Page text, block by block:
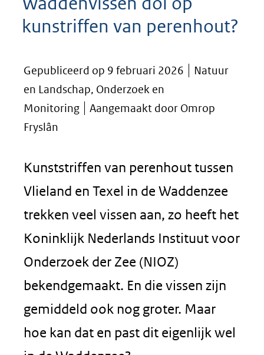
kunstriffen van perenhout?
Gepubliceerd op 9 februari 2026
Natuur
en Landschap, Onderzoek en
Monitoring
Aangemaakt door Omrop
Fryslân
Kunststriffen van perenhout tussen
Vlieland en Texel in de Waddenzee
trekken veel vissen aan, zo heeft het
Koninklijk Nederlands Instituut voor
Onderzoek der Zee (NIOZ)
bekendgemaakt. En die vissen zijn
gemiddeld ook nog groter. Maar
hoe kan dat en past dit eigenlijk wel